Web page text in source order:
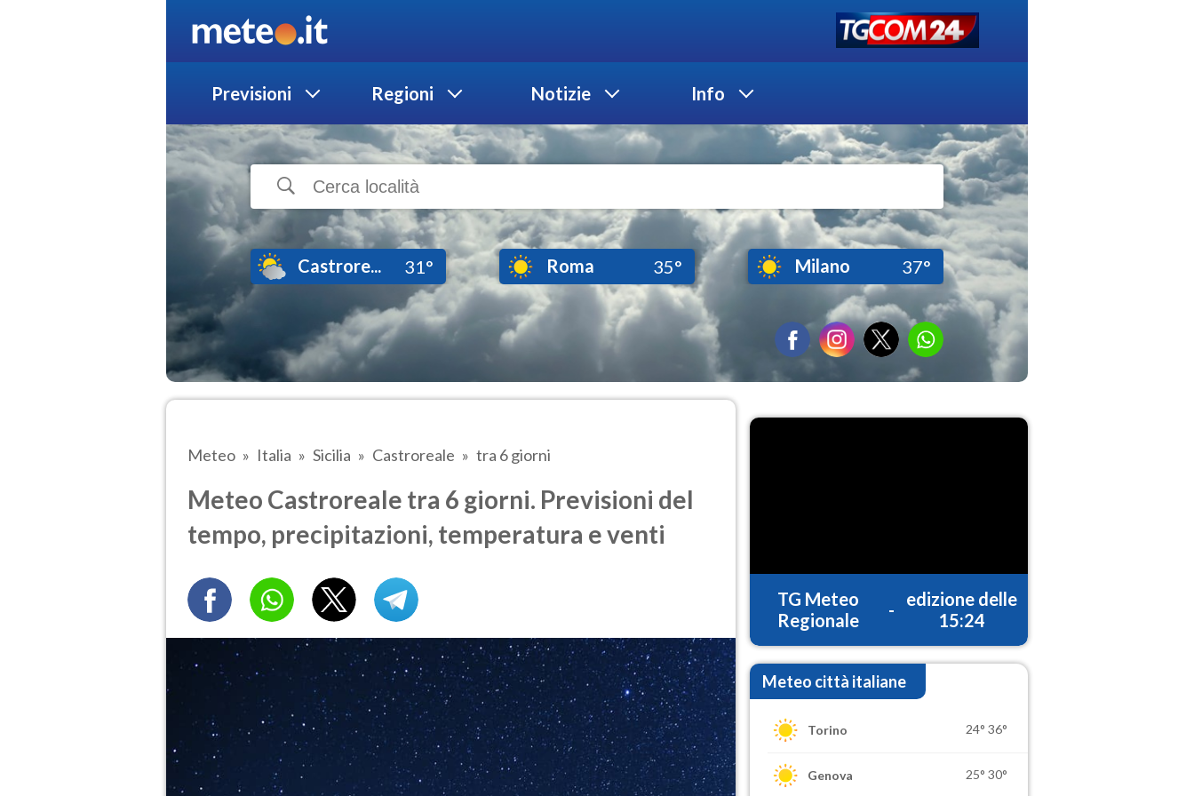
Previsioni Regioni Notizie Info
Castrore... 31° Roma 35° Milano 37°
Meteo Italia Sicilia Castroreale tra 6 giorni
Meteo Castroreale tra 6 giorni. Previsioni del
tempo, precipitazioni, temperatura e venti
TG Meteo
Regionale
-
edizione delle
15:24
Meteo città italiane
Torino 24° 36°
Genova 25° 30°